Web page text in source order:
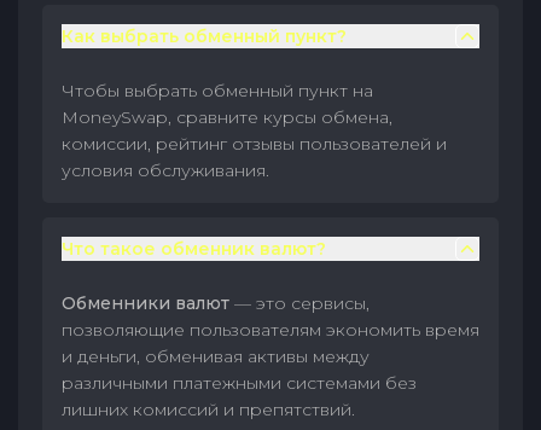
Как выбрать обменный пункт?
Чтобы выбрать обменный пункт на
MoneySwap, сравните курсы обмена,
комиссии, рейтинг отзывы пользователей и
условия обслуживания.
Что такое обменник валют?
Обменники валют — это сервисы,
позволяющие пользователям экономить время
и деньги, обменивая активы между
различными платежными системами без
лишних комиссий и препятствий.